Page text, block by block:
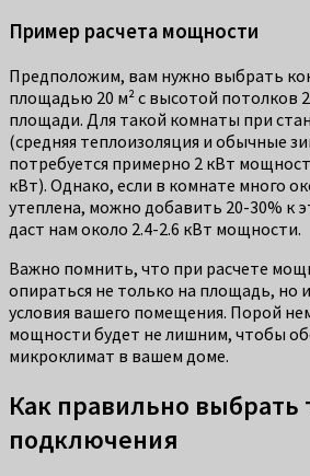
Пример расчета мощности
Предположим, вам нужно выбрать
площадью 20 м² с высотой потолков
площади. Для такой комнаты при
(средняя теплоизоляция и обычные
потребуется примерно 2 кВт
кВт). Однако, если в комнате много
утеплена, можно добавить 20-30% к
даст нам около 2.4-2.6 кВт мощности.
Важно помнить, что при расчете
опираться не только на площадь, но
условия вашего помещения. Порой
мощности будет не лишним, чтобы
микроклимат в вашем доме.
Как правильно выбрать
подключения